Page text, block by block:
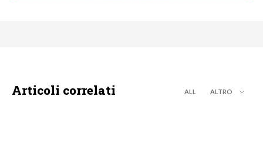
Articoli correlati ALL ALTRO